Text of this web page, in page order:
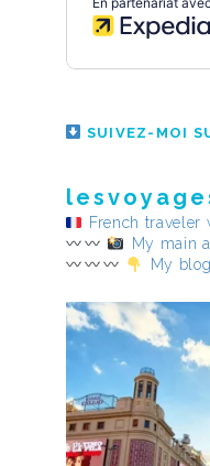
SUIVEZ-MOI
French traveler
My main
My